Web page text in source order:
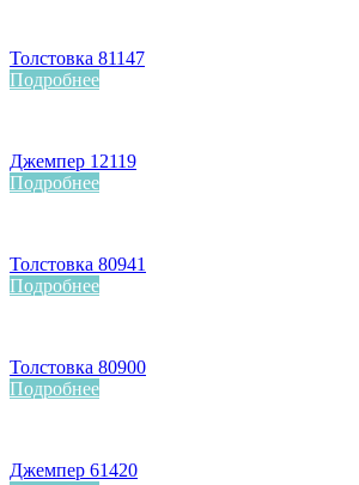
Толстовка 81147
Подробнее
Джемпер 12119
Подробнее
Толстовка 80941
Подробнее
Толстовка 80900
Подробнее
Джемпер 61420